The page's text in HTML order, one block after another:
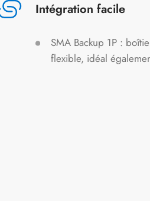
Intégration facile
SMA Backup 1P :
flexible, idéal